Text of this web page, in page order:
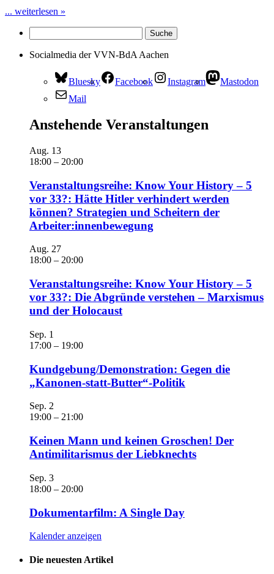
... weiterlesen »
Socialmedia der VVN-BdA Aachen
Bluesky Facebook Instagram
Mastodon
Mail
Anstehende Veranstaltungen
Aug. 13
18:00 – 20:00
Veranstaltungsreihe: Know Your History – 5
vor 33?: Hätte Hitler verhindert werden
können? Strategien und Scheitern der
Arbeiter:innenbewegung
Aug. 27
18:00 – 20:00
Veranstaltungsreihe: Know Your History – 5
vor 33?: Die Abgründe verstehen – Marxismus
und der Holocaust
Sep. 1
17:00 – 19:00
Kundgebung/Demonstration: Gegen die
„Kanonen-statt-Butter“-Politik
Sep. 2
19:00 – 21:00
Keinen Mann und keinen Groschen! Der
Antimilitarismus der Liebknechts
Sep. 3
18:00 – 20:00
Dokumentarfilm: A Single Day
Kalender anzeigen
Die neuesten Artikel